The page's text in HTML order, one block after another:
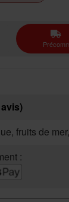
fruits de
: